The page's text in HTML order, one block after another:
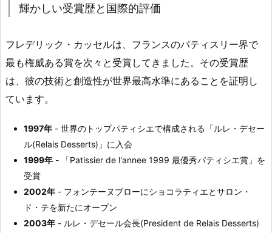
輝かしい受賞歴と国際的評価
フレデリック・カッセルは、フランスのパティスリー界で
最も権威ある賞を次々と受賞してきました。その受賞歴
は、彼の技術と創造性が世界最高水準にあることを証明し
ています。
1997年 - 世界のトップパティシエで構成される「ルレ・デセー
ル(Relais Desserts)」に入会
1999年 - 「Patissier de l'annee 1999 最優秀パティシエ賞」を
受賞
2002年 - フォンテーヌブローにショコラティエとサロン・
ド・テを新たにオープン
2003年 - ルレ・デセール会長(President de Relais Desserts)